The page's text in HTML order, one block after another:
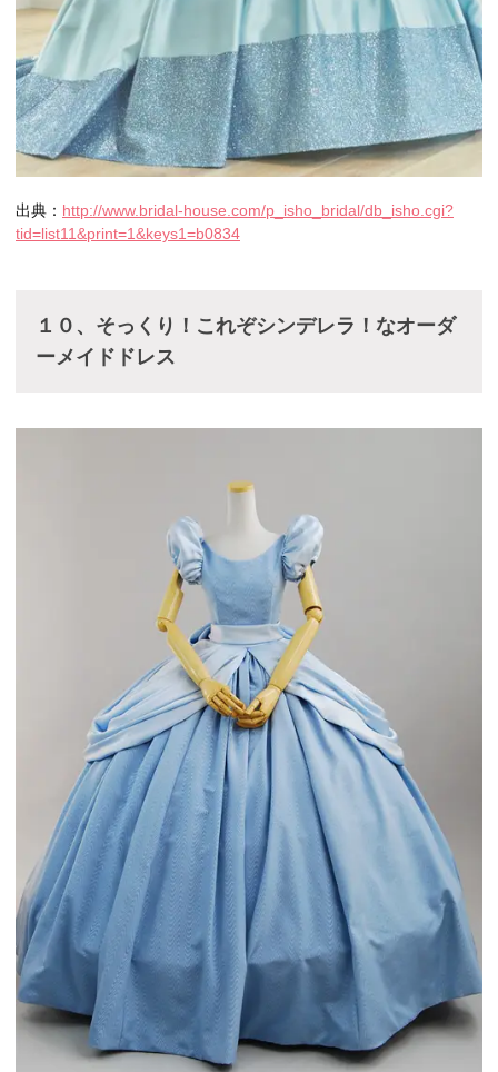
出典： http://www.bridal-house.com/p_isho_bridal/db_isho.cgi?
tid=list11&print=1&keys1=b0834
１０、そっくり！これぞシンデレラ！なオーダ
ーメイドドレス